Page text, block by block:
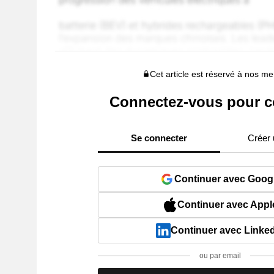
Cet article est réservé à nos
Connectez-vous pour
Se connecter Créer
Continuer avec
Continuer avec
Continuer avec
ou par email